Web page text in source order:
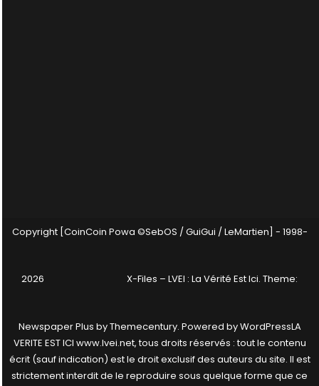
Copyright [CoinCoin Powa ©SebOS / GuiGui / LeMartien] - 1998-
2026 X-Files – LVEI : La Vérité Est Ici. Theme:
Newspaper Plus byThemecentury. Powered byWordPressLA
VERITE EST ICI www.lvei.net, tous droits réservés : tout le contenu
écrit (sauf indication) est le droit exclusif des auteurs du site. Il est
strictement interdit de le reproduire sous quelque forme que ce